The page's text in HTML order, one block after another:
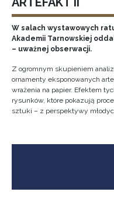
W salach wystawowych
Akademii Tarnowskiej
– uważnej obserwacji.
Z ogromnym skupieniem
ornamenty eksponowanych
wrażenia na papier. Efektem
rysunków, które pokazują
sztuki – z perspektywy